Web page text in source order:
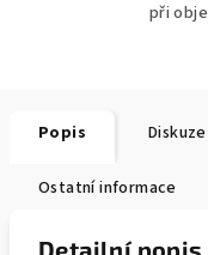
při
Popis Diskuze
Ostatní informace
Detailní